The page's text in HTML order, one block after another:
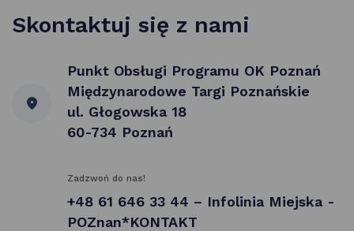
Skontaktuj się z nami
Punkt Obsługi Programu OK Poznań
Międzynarodowe Targi Poznańskie
ul. Głogowska 18
60-734 Poznań
Zadzwoń do nas!
+48 61 646 33 44 – Infolinia Miejska -
POZnan*KONTAKT